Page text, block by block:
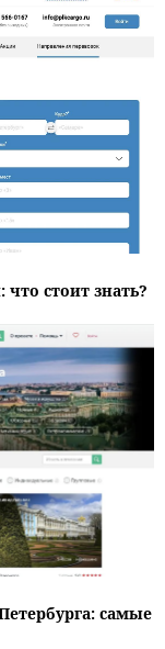
стоит знать?
самые